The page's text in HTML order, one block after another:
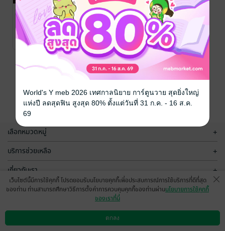
พลิกชะตาต่อ
เส้นลายมือ
อ.เตชินี ชวลิต/
บริษัท ออลเดย์ ช็อป
ปิ้ง จำกัด
ดวงพยากรณ์/ฮวง
จุ้ย/โหราศาสตร์
No Rating
ฝันดี-ฝันร้าย
บอกเหตุ บอก
โชค บอก
อนาคต
อ.เตชินี ชวลิต
/
บริษัท ออลเดย์ ช็อป
ปิ้ง จำกัด
ความเชื่อและ
ศาสนา/พระเครื่อง
No Rating
เลือกหมวดหมู่ +
บริการช่วยเหลือ +
เกี่ยวกับเรา +
กลุ่มธุรกิจในเครือ
ดาวน์โหลดแอป วิธีการใช้งาน ติดต่อเรา
เว็บไซต์นี้มีการใช้คุกกี้ โปรดยอมรับนโยบายคุกกี้เพื่อประสบการณ์การใช้บริการที่ดีที่สุด
ของท่าน ท่านสามารถศึกษาวิธีการตั้งค่าการควบคุมคุกกี้ของท่านผ่านนโยบายการใช้คุกกี้
ของเราที่นี่
ตกลง
World's Y meb 2026 เทศกาลนิยาย การ์ตูนวาย สุดยิ่งใหญ่
แห่งปี ลดสุดฟิน สูงสุด 80% ตั้งแต่วันที่ 31 ก.ค. - 16 ส.ค.
69